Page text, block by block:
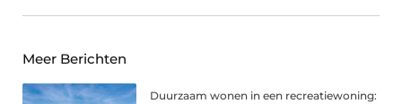
Meer Berichten
Duurzaam wonen in een recreatiewoning: